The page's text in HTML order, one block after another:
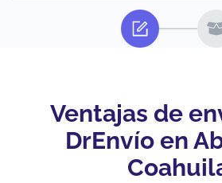
Ventajas de
DrEnvío en